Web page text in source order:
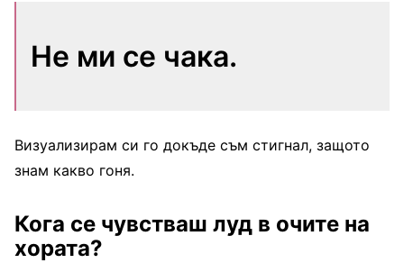
Не ми се чака.
Визуализирам си го докъде съм стигнал, защото
знам какво гоня.
Кога се чувстваш луд в очите на
хората?